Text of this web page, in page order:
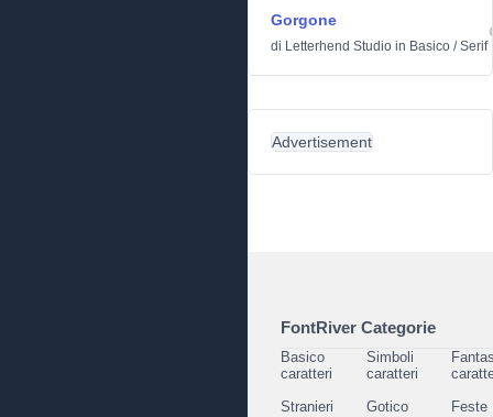
Gorgone
di Letterhend Studio in Basico /Serif
Advertisement
FontRiver Categorie
Basico
caratteri
Simboli
caratteri
Stranieri
Gotico
Feste